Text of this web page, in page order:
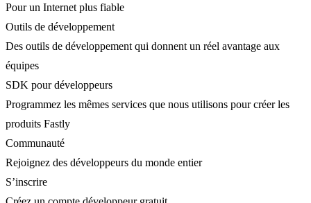
Pour un Internet plus fiable
Outils de développement
Des outils de développement qui donnent un réel avantage aux
équipes
SDK pour développeurs
Programmez les mêmes services que nous utilisons pour créer les
produits Fastly
Communauté
Rejoignez des développeurs du monde entier
S’inscrire